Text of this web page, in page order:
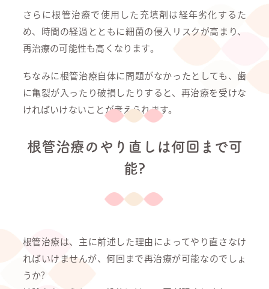
さらに根管治療で使用した充填剤は経年劣化するた
め、時間の経過とともに細菌の侵入リスクが高まり、
再治療の可能性も高くなります。
ちなみに根管治療自体に問題がなかったとしても、歯
に亀裂が入ったり破損したりすると、再治療を受けな
ければいけないことが考えられます。
根管治療のやり直しは何回まで可
能?
根管治療は、主に前述した理由によってやり直さなけ
ればいけませんが、何回まで再治療が可能なのでしょ
うか?